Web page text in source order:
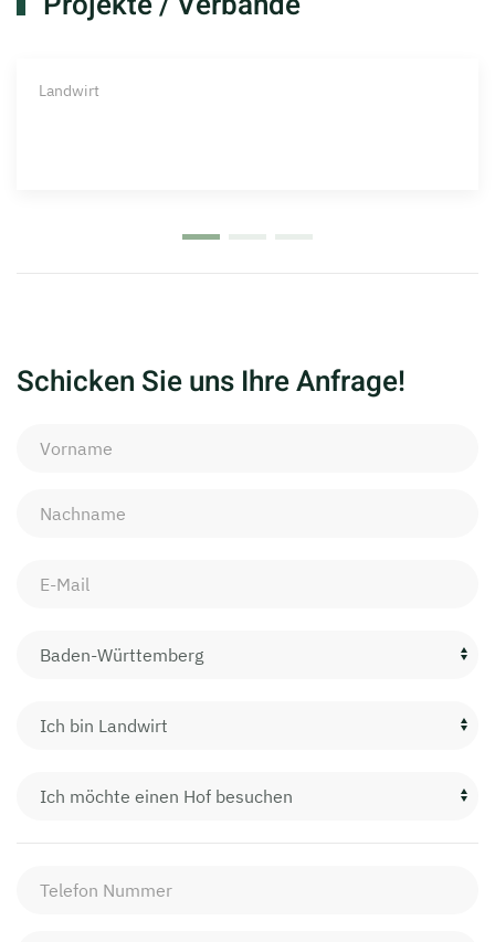
Landwirt
Schicken Sie uns Ihre Anfrage!